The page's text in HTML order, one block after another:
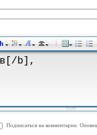
-
-
-
-
Подписаться на комментарии.